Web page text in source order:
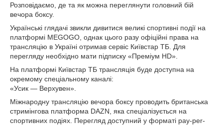
Розповідаємо, де та як можна переглянути головний бій
вечора боксу.
Українські глядачі звикли дивитися великі спортивні події на
платформі MEGOGO, однак цього разу офіційні права на
трансляцію в Україні отримав сервіс Київстар ТБ. Для
перегляду необхідно мати підписку «Преміум HD».
На платформі Київстар ТБ трансляція буде доступна на
окремому спеціальному каналі:
«Усик — Верхувен».
Міжнародну трансляцію вечора боксу проводить британська
стримінгова платформа DAZN, яка спеціалізується на
спортивних подіях. Перегляд доступний у форматі pay-per-